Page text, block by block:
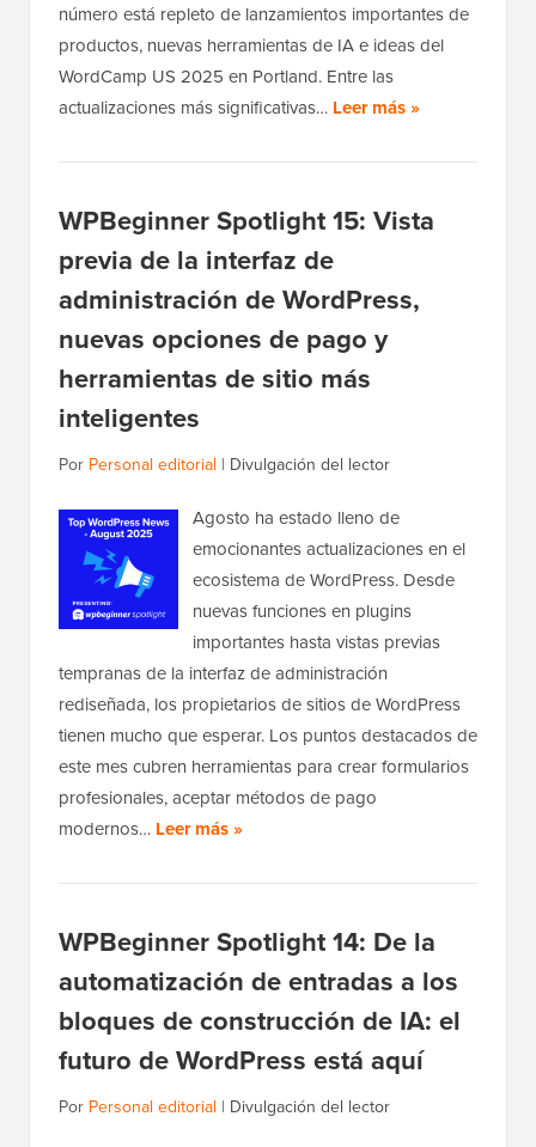
número está repleto de lanzamientos importantes de
productos, nuevas herramientas de IA e ideas del
WordCamp US 2025 en Portland. Entre las
actualizaciones más significativas… Leer más »
WPBeginner Spotlight 15: Vista
previa de la interfaz de
administración de WordPress,
nuevas opciones de pago y
herramientas de sitio más
inteligentes
Por Personal editorial | Divulgación del lector
Agosto ha estado lleno de
emocionantes actualizaciones en el
ecosistema de WordPress. Desde
nuevas funciones en plugins
importantes hasta vistas previas
tempranas de la interfaz de administración
rediseñada, los propietarios de sitios de WordPress
tienen mucho que esperar. Los puntos destacados de
este mes cubren herramientas para crear formularios
profesionales, aceptar métodos de pago
modernos… Leer más »
WPBeginner Spotlight 14: De la
automatización de entradas a los
bloques de construcción de IA: el
futuro de WordPress está aquí
Por Personal editorial | Divulgación del lector